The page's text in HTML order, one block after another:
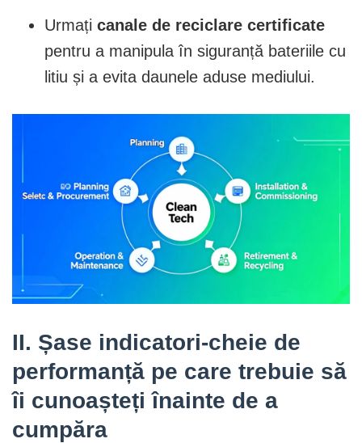
Urmați canale de reciclare certificate
pentru a manipula în siguranță bateriile cu
litiu și a evita daunele aduse mediului.
II. Șase indicatori-cheie de
performanță pe care trebuie să
îi cunoașteți înainte de a
cumpăra